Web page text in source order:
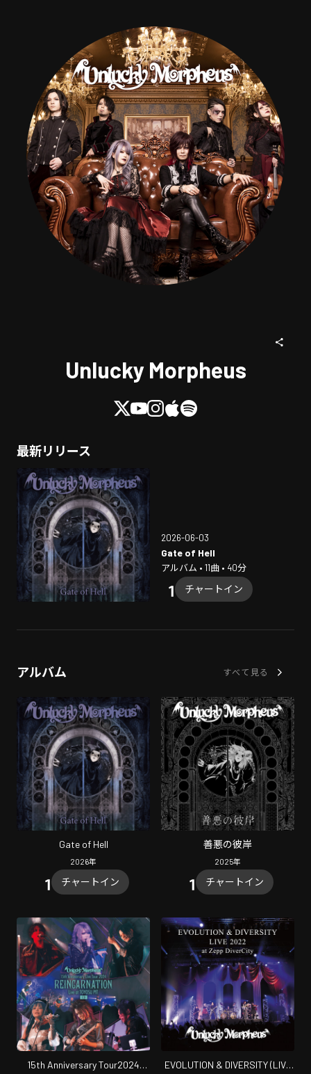
Unlucky Morpheus
最新リリース
2026-06-03
Gate of Hell
アルバム • 11曲 • 40分
チャートイン
アルバム すべて見る
Gate of Hell
2026年
チャートイン
善悪の彼岸
2025年
チャートイン
15th Anniversary Tour2024
EVOLUTION & DIVERSITY (LIVE